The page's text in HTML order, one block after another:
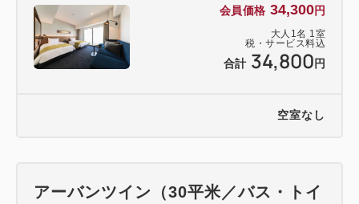
・品川／横浜にも1駅8分 鎌倉まで最短32分 と
アクセス至便
小学生のお子様まで無料でお泊りいただけます（寝
お子様用のアメニティをご用意しておりますので、
会員価格 34,300円
大人 1 名 1 室
税・サービス料込
合計 34,800 円
空室なし
アーバンツイン（30平米／バス・トイ